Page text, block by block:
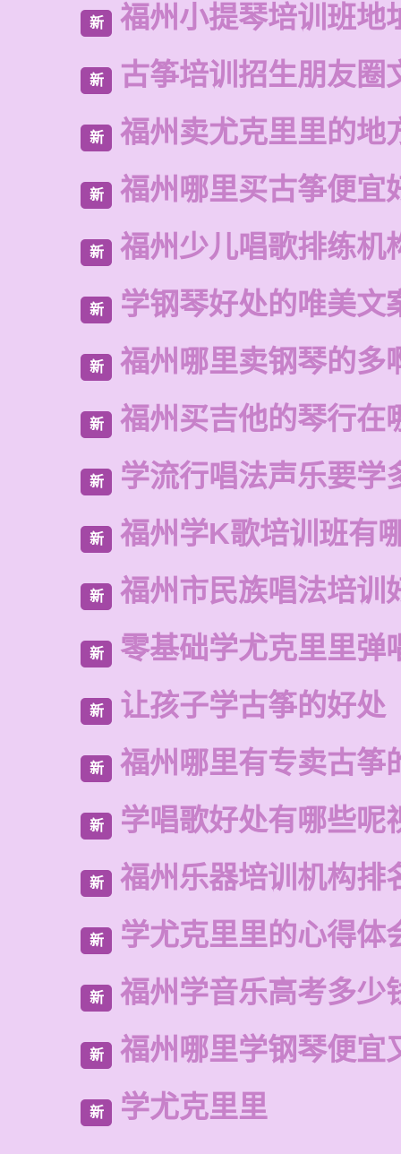
新 福州小提琴培训班地
新 古筝培训招生朋友圈
新 福州卖尤克里里的地
新 福州哪里买古筝便宜
新 福州少儿唱歌排练机
新 学钢琴好处的唯美文
新 福州哪里卖钢琴的多
新 福州买吉他的琴行在
新 学流行唱法声乐要学
新 福州学K歌培训班有
新 福州市民族唱法培训
新 零基础学尤克里里弹
新 让孩子学古筝的好处
新 福州哪里有专卖古筝
新 学唱歌好处有哪些呢
新 福州乐器培训机构排
新 学尤克里里的心得体
新 福州学音乐高考多少
新 福州哪里学钢琴便宜
新 学尤克里里